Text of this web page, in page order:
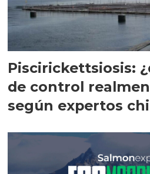
Piscirickettsiosis:
de control
según expertos